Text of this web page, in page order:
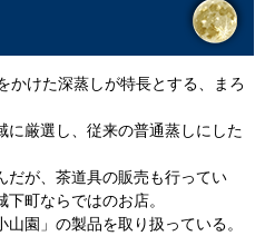
かけた深蒸しが特長とする、まろ
に厳選し、従来の普通蒸しにした
だが、茶道具の販売も行ってい
町ならではのお店。
園」の製品を取り扱っている。